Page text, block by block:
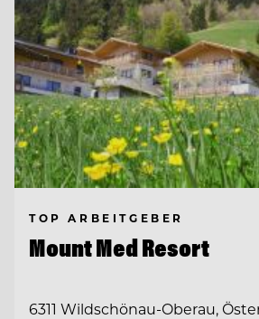
TOP ARBEITGEBER
Mount Med Resort
6311 Wildschönau-Oberau,